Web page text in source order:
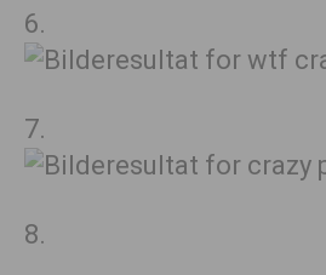
6.
7.
8.